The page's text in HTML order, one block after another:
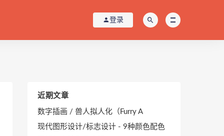
登录
近期文章
数字插画 / 兽人拟人化（Furry A
现代图形设计/标志设计 - 9种颜色配色